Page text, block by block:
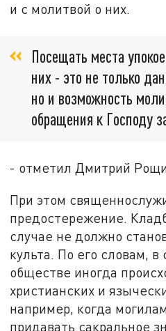
и с молитвой о них.
Посещать места
них - это не только
но и возможность
обращения к Господу
- отметил Дмитрий
При этом
предостережение.
случае не должно
культа. По его словам,
обществе иногда
христианских и
например, когда
придавать сакральное